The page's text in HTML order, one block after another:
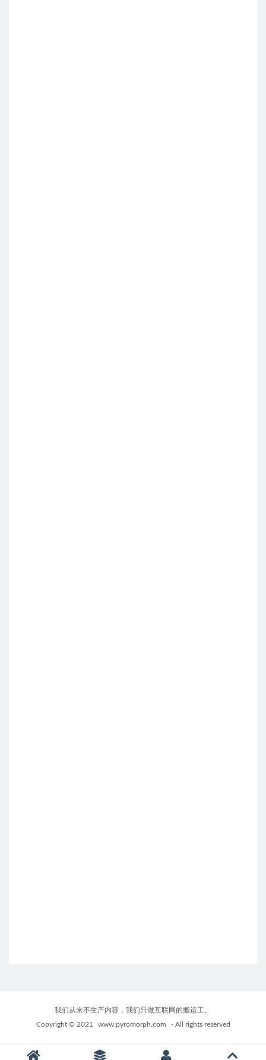
我们从来不生产内容，我们只做互联网的搬运工。
Copyright © 2021
www.pyromorph.com - All rights reserved